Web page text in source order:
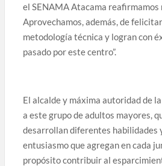
el SENAMA Atacama
Aprovechamos, además, de
metodología técnica y logran con
pasado por este centro”.
El alcalde y máxima autoridad de
a este grupo de adultos mayores,
desarrollan diferentes habilidades
entusiasmo que agregan en cada
propósito contribuir al